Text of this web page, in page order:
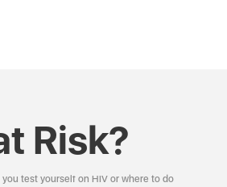
Risk?
test yourself on HIV or where to do